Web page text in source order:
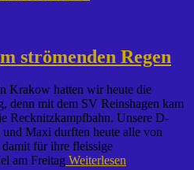
strömenden Regen
Krakow hatten wir heute die
denn mit dem SV Reinshagen kam
Recknitzkampfbahn. Unsere D-
Maxi durften heute alle von
für ihre fleissige
am Freitag Weiterlesen